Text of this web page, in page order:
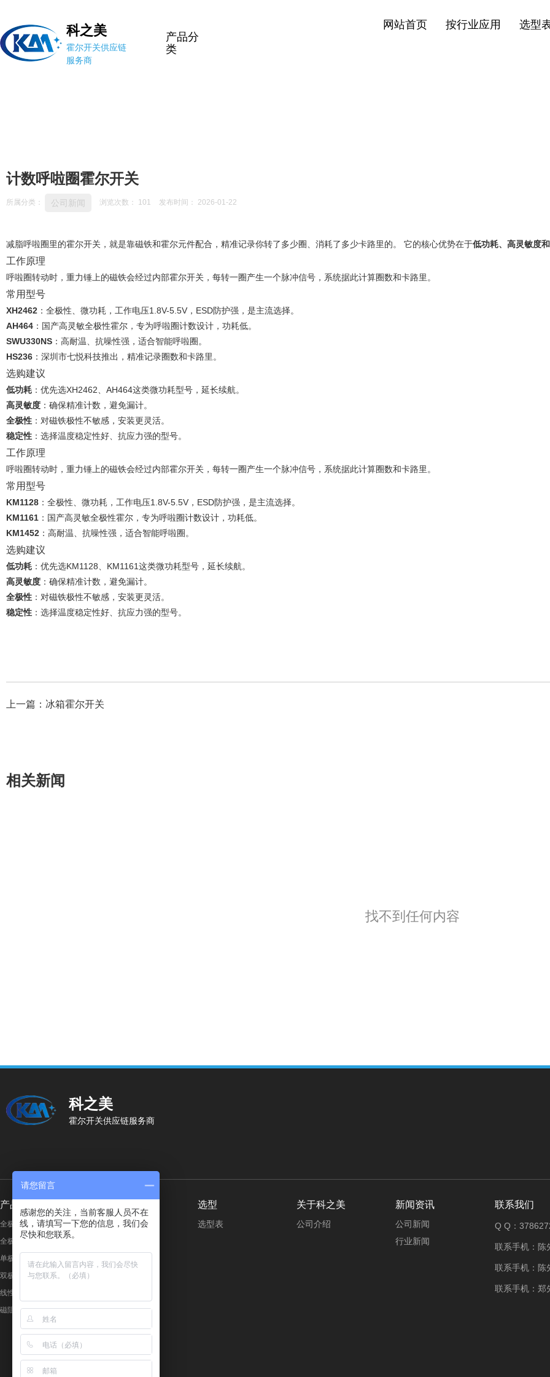
科之美
霍尔开关供应链
服务商
产品分
类
网站首页 按行业应用 选型
计数呼啦圈霍尔开关
所属分类： 公司新闻 浏览次数： 101 发布时间： 2026-01-22
减脂呼啦圈里的霍尔开关，就是靠磁铁和霍尔元件配合，精准记录你转了多少圈、消耗了多少卡路里的。 它的核心优势在于‌低功耗、高灵敏度
工作原理
呼啦圈转动时，重力锤上的磁铁会经过内部霍尔开关，每转一圈产生一个脉冲信号，系统据此计算圈数和卡路里。
常用型号
XH2462 ‌：全极性、微功耗，工作电压1.8V-5.5V，ESD防护强，是主流选择。
AH464 ‌：国产高灵敏全极性霍尔，专为呼啦圈计数设计，功耗低。
SWU330NS ‌：高耐温、抗噪性强，适合智能呼啦圈。
HS236 ‌：深圳市七悦科技推出，精准记录圈数和卡路里。
选购建议
低功耗 ‌：优先选XH2462、AH464这类微功耗型号，延长续航。
高灵敏度 ‌：确保精准计数，避免漏计。
全极性 ‌：对磁铁极性不敏感，安装更灵活。
稳定性 ‌：选择温度稳定性好、抗应力强的型号。
工作原理
呼啦圈转动时，重力锤上的磁铁会经过内部霍尔开关，每转一圈产生一个脉冲信号，系统据此计算圈数和卡路里。
常用型号
KM1128 ：全极性、微功耗，工作电压1.8V-5.5V，ESD防护强，是主流选择。
KM1161 ：国产高灵敏全极性霍尔，专为呼啦圈计数设计，功耗低。
KM1452 ‌：高耐温、抗噪性强，适合智能呼啦圈。
选购建议
低功耗 ‌：优先选KM1128、KM1161这类微功耗型号，延长续航。
高灵敏度 ‌：确保精准计数，避免漏计。
全极性 ‌：对磁铁极性不敏感，安装更灵活。
稳定性 ‌：选择温度稳定性好、抗应力强的型号。
上一篇： 冰箱霍尔开关
相关新闻
找不到任何内容
科之美
霍尔开关供应链服务商
产品分类
全极微功耗霍尔开关
全极高电压霍尔开关
单极霍尔开关
双极锁存霍尔开关
线性霍尔开关
磁阻感应开关
美容个护
健身医疗
电动汽车
选型
选型表
关于科之美
公司介绍
新闻资讯
公司新闻
行业新闻
联系我们
Q Q：
联系手机：陈
联系手机：陈
联系手机：郑
请您留言
感谢您的关注，当前客服人员不在
线，请填写一下您的信息，我们会
尽快和您联系。